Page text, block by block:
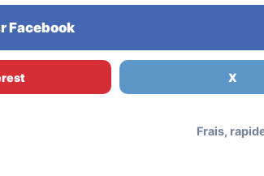
Facebook
X
Frais,